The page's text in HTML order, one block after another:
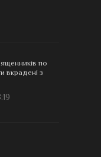
по
вкрадені з